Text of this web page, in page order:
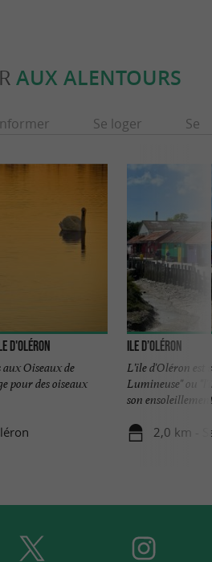
AUX ALENTOURS
Se loger Se
d'Oléron
Oiseaux de
pour des oiseaux
Ile d’Oléron
L'île d'Oléron est
Lumineuse" ou
son
2,0 km -